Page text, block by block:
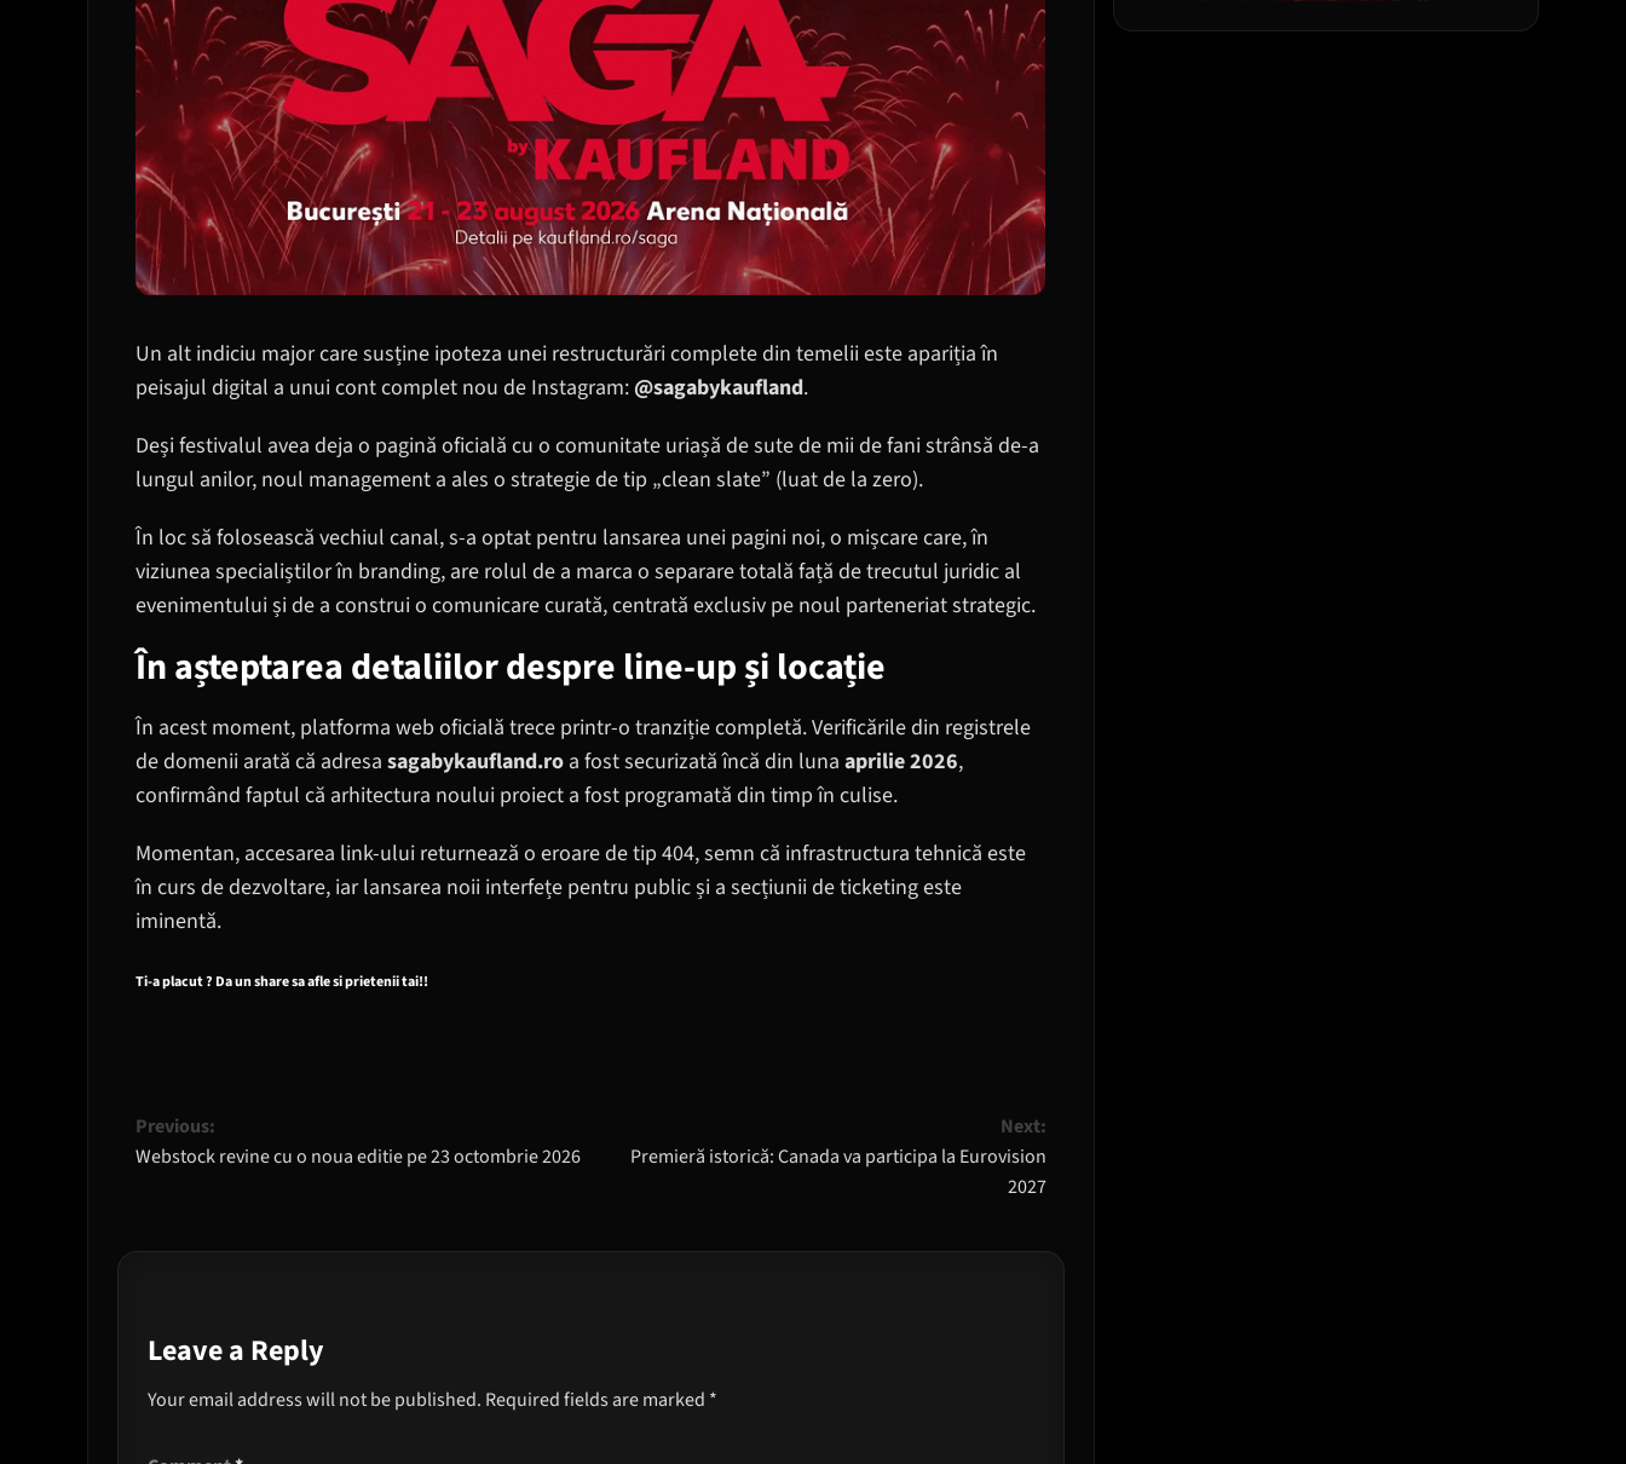
Un alt indiciu major care susține ipoteza unei restructurări complete din temelii este apariția în
peisajul digital a unui cont complet nou de Instagram: @sagabykaufland.
Deși festivalul avea deja o pagină oficială cu o comunitate uriașă de sute de mii de fani strânsă de-a
lungul anilor, noul management a ales o strategie de tip „clean slate” (luat de la zero).
În loc să folosească vechiul canal, s-a optat pentru lansarea unei pagini noi, o mișcare care, în
viziunea specialiștilor în branding, are rolul de a marca o separare totală față de trecutul juridic al
evenimentului și de a construi o comunicare curată, centrată exclusiv pe noul parteneriat strategic.
În așteptarea detaliilor despre line-up și locație
În acest moment, platforma web oficială trece printr-o tranziție completă. Verificările din registrele
de domenii arată că adresa sagabykaufland.ro a fost securizată încă din luna aprilie 2026,
confirmând faptul că arhitectura noului proiect a fost programată din timp în culise.
Momentan, accesarea link-ului returnează o eroare de tip 404, semn că infrastructura tehnică este
în curs de dezvoltare, iar lansarea noii interfețe pentru public și a secțiunii de ticketing este
iminentă.
Ti-a placut ? Da un share sa afle si prietenii tai!!
Post
navigation
Previous:
Webstock revine cu o noua editie pe 23 octombrie 2026
Next:
Premieră istorică: Canada va participa la Eurovision
2027
Leave a Reply
Your email address will not be published. Required fields are marked *